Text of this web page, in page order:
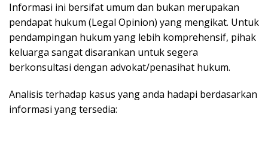
Informasi ini bersifat umum dan bukan merupakan
pendapat hukum (Legal Opinion) yang mengikat. Untuk
pendampingan hukum yang lebih komprehensif, pihak
keluarga sangat disarankan untuk segera
berkonsultasi dengan advokat/penasihat hukum.
Analisis terhadap kasus yang anda hadapi berdasarkan
informasi yang tersedia: